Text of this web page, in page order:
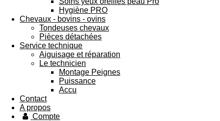
Hygiène PRO
Chevaux - bovins - ovins
Tondeuses chevaux
Pièces détachées
Service technique
Aiguisage et réparation
Le technicien
Montage Peignes
Puissance
Accu
Contact
A propos
Compte